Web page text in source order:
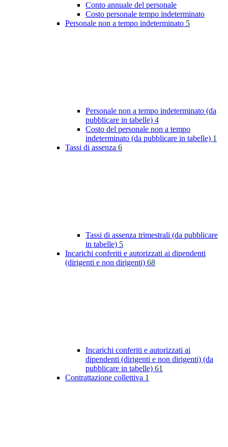
Conto annuale del personale
Costo personale tempo indeterminato
Personale non a tempo indeterminato 5
Personale non a tempo indeterminato (da
pubblicare in tabelle) 4
Costo del personale non a tempo
indeterminato (da pubblicare in tabelle) 1
Tassi di assenza 6
Tassi di assenza trimestrali (da pubblicare
in tabelle) 5
Incarichi conferiti e autorizzati ai dipendenti
(dirigenti e non dirigenti) 68
Incarichi conferiti e autorizzati ai
dipendenti (dirigenti e non dirigenti) (da
pubblicare in tabelle) 61
Contrattazione collettiva 1